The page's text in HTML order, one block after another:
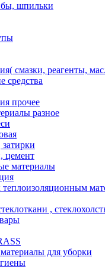
шпильки
смазки, реагенты,
средства
прочее
разное
цемент
материалы
,
для уборки